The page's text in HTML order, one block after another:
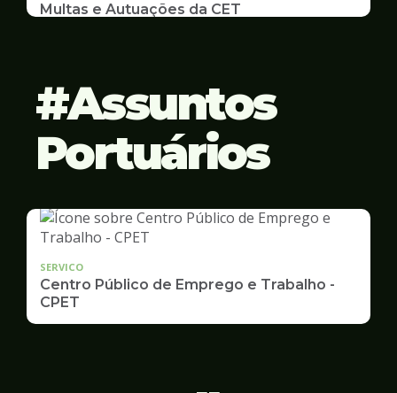
Multas e Autuações da CET
Assuntos
Portuários
SERVICO
Centro Público de Emprego e Trabalho -
CPET